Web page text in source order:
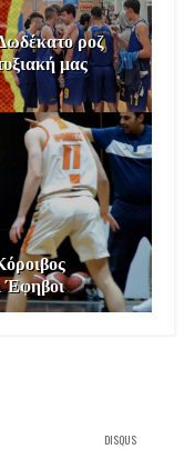
ροζ
μας
Έφηβοι
DISQUS